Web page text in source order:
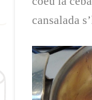
cansalada